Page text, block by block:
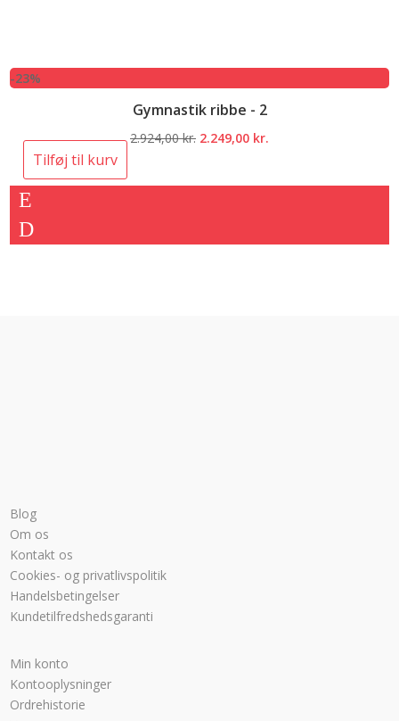
-23%
Gymnastik ribbe - 2
2.924,00kr. Den
2.249,00 kr.
Tilføj til kurv
Blog
Om os
Kontakt os
Cookies- og privatlivspolitik
Handelsbetingelser
Kundetilfredshedsgaranti
Min konto
Kontooplysninger
Ordrehistorie